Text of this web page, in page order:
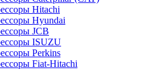
Hitachi
Hyundai
JCB
ISUZU
Perkins
Fiat-Hitachi